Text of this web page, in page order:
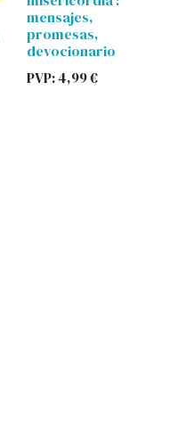
mensajes,
promesas,
devocionario
PVP:4,99€